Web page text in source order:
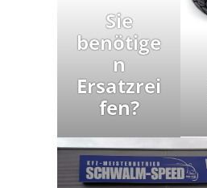
Sie
benötige
n
Ersatzrei
fen?